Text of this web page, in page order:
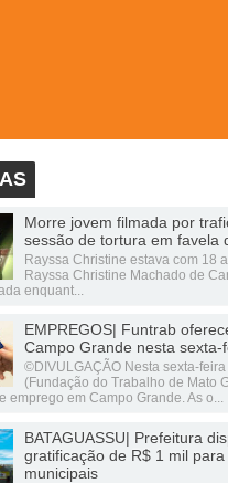
Morre jovem filmada por
sessão de tortura em favela
Rayssa Christine estava com 18
Rayssa Christine Machado de
enquant...
EMPREGOS| Funtrab
Campo Grande nesta sexta-
©DIVULGAÇÃO Nesta sexta-
(Fundação do Trabalho de Mato
emprego em Campo Grande. As o...
BATAGUASSU| Prefeitura
gratificação de R$ 1 mil
municipais